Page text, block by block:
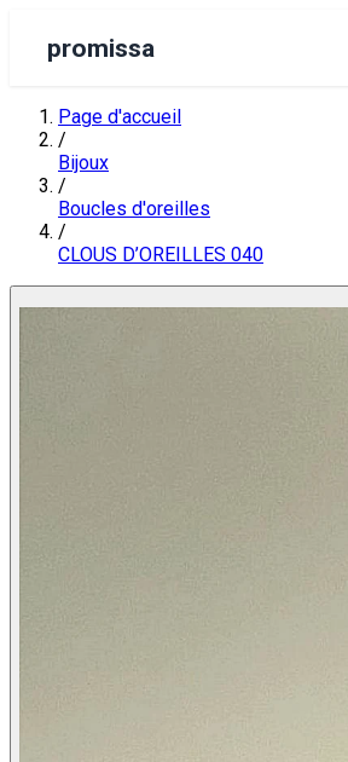
promissa
Page d'accueil
/
Bijoux
/
Boucles d'oreilles
/
CLOUS D’OREILLES 040